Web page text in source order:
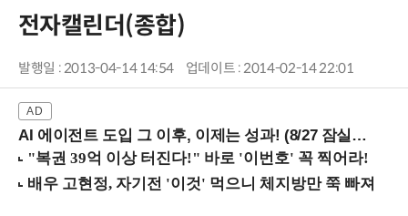
전자캘린더(종합)
발행일 : 2013-04-14 14:54 업데이트 : 2014-02-14 22:01
AI 에이전트 도입 그 이후, 이제는 성과! (8/27 잠실역)